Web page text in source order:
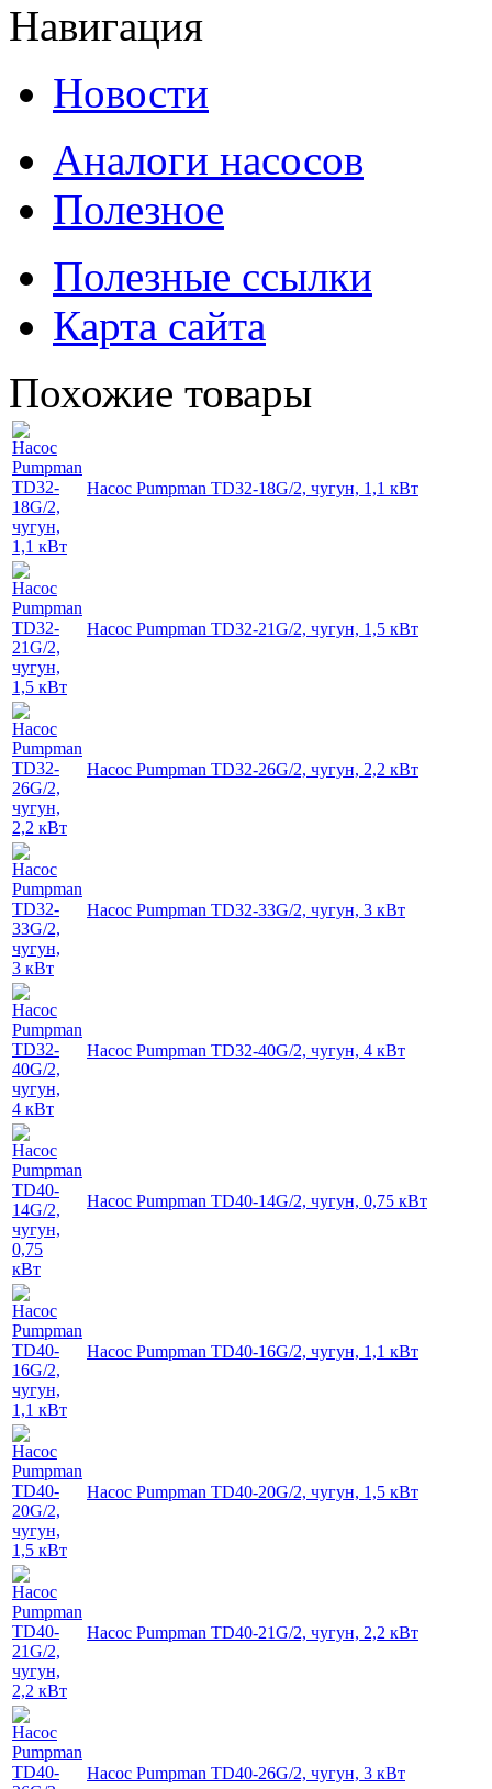
Навигация
Новости
Аналоги насосов
Полезное
Полезные ссылки
Карта сайта
Похожие товары
Насос Pumpman TD32-18G/2, чугун, 1,1 кВт
Насос Pumpman TD32-21G/2, чугун, 1,5 кВт
Насос Pumpman TD32-26G/2, чугун, 2,2 кВт
Насос Pumpman TD32-33G/2, чугун, 3 кВт
Насос Pumpman TD32-40G/2, чугун, 4 кВт
Насос Pumpman TD40-14G/2, чугун, 0,75 кВт
Насос Pumpman TD40-16G/2, чугун, 1,1 кВт
Насос Pumpman TD40-20G/2, чугун, 1,5 кВт
Насос Pumpman TD40-21G/2, чугун, 2,2 кВт
Насос Pumpman TD40-26G/2, чугун, 3 кВт